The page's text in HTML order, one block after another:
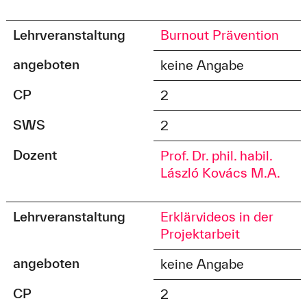
Lehrveranstaltung
Burnout Prävention
angeboten
keine Angabe
CP
2
SWS
2
Dozent
Prof. Dr. phil. habil.
László Kovács M.A.
Lehrveranstaltung
Erklärvideos in der
Projektarbeit
angeboten
keine Angabe
CP
2